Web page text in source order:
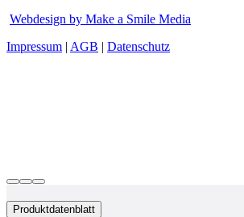
Webdesign by Make a Smile Media
Impressum | AGB | Datenschutz
Produktdatenblatt